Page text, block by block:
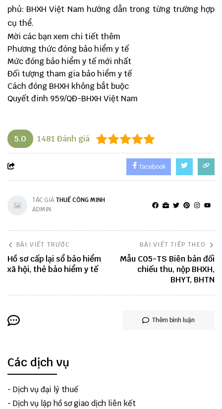
phủ: BHXH Việt Nam hướng dẫn trong từng trường hợp
cụ thể.
Mời các bạn xem chi tiết thêm
Phương thức đóng bảo hiểm y tế
Mức đóng bảo hiểm y tế mới nhất
Đối tượng tham gia bảo hiểm y tế
Cách đóng BHXH không bắt buộc
Quyết đinh 959/QĐ-BHXH Việt Nam
5.0 1481 Đánh giá
facebook
TÁC GIẢTHUẾ CÔNG MINH
ADMIN
BÀI VIẾT TRƯỚC
Hồ sơ cấp lại sổ bảo hiểm
xã hội, thẻ bảo hiểm y tế
BÀI VIẾT TIẾP THEO
Mẫu C05-TS Biên bản đối
chiếu thu, nộp BHXH,
BHYT, BHTN
Thêm bình luận
Các dịch vụ
- Dịch vụ đại lý thuế
- Dịch vụ lập hồ sơ giao dịch liên kết